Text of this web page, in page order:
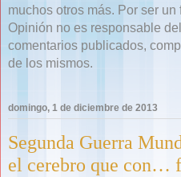
muchos otros más. Por ser
Opinión no es responsable
comentarios publicados,
de los mismos.
domingo, 1 de diciembre de 2013
Segunda Guerra
el cerebro que con…